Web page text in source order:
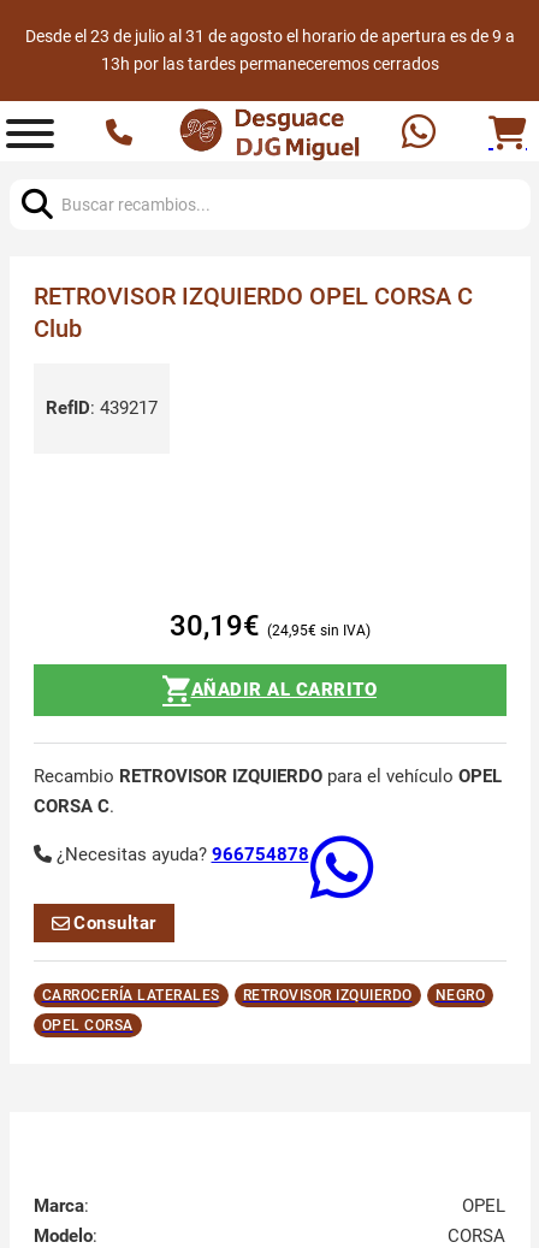
Desde el 23 de julio al 31 de agosto el horario de apertura es de 9 a
13h por las tardes permaneceremos cerrados
RETROVISOR IZQUIERDO OPEL CORSA C
Club
RefID: 439217
30,19€ 24,95€
AÑADIR AL CARRITO
Recambio RETROVISOR IZQUIERDOpara el vehículo OPEL
CORSA C.
¿Necesitas ayuda? 966754878
Consultar
CARROCERÍA LATERALES RETROVISOR IZQUIERDO
NEGRO
OPEL CORSA
Marca:
OPEL
Modelo:
CORSA